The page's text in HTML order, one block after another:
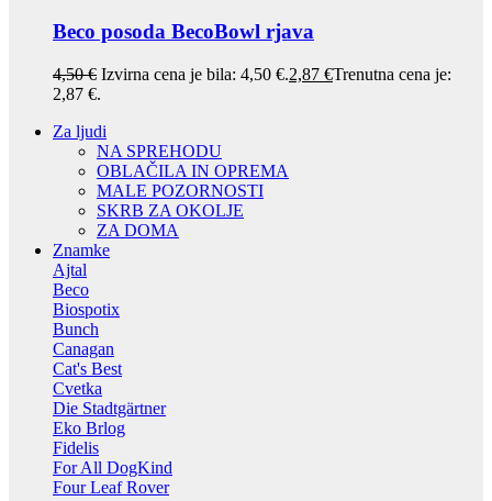
Beco posoda BecoBowl rjava
4,50€ Izvirna cena je bila: 4,50 €.2,87 €Trenutna cena je:
2,87 €.
Za ljudi
NA SPREHODU
OBLAČILA IN OPREMA
MALE POZORNOSTI
SKRB ZA OKOLJE
ZA DOMA
Znamke
Ajtal
Beco
Biospotix
Bunch
Canagan
Cat's Best
Cvetka
Die Stadtgärtner
Eko Brlog
Fidelis
For All DogKind
Four Leaf Rover